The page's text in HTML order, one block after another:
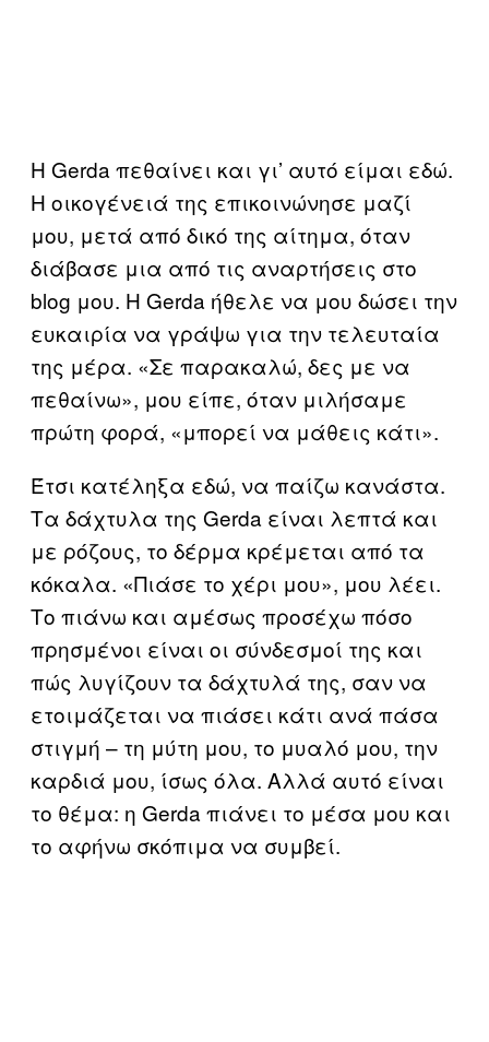
Η Gerda πεθαίνει και γι’ αυτό είμαι εδώ.
Η οικογένειά της επικοινώνησε μαζί
μου, μετά από δικό της αίτημα, όταν
διάβασε μια από τις αναρτήσεις στο
blog μου. Η Gerda ήθελε να μου δώσει την
ευκαιρία να γράψω για την τελευταία
της μέρα. «Σε παρακαλώ, δες με να
πεθαίνω», μου είπε, όταν μιλήσαμε
πρώτη φορά, «μπορεί να μάθεις κάτι».
Έτσι κατέληξα εδώ, να παίζω κανάστα.
Τα δάχτυλα της Gerda είναι λεπτά και
με ρόζους, το δέρμα κρέμεται από τα
κόκαλα. «Πιάσε το χέρι μου», μου λέει.
Το πιάνω και αμέσως προσέχω πόσο
πρησμένοι είναι οι σύνδεσμοί της και
πώς λυγίζουν τα δάχτυλά της, σαν να
ετοιμάζεται να πιάσει κάτι ανά πάσα
στιγμή – τη μύτη μου, το μυαλό μου, την
καρδιά μου, ίσως όλα. Αλλά αυτό είναι
το θέμα: η Gerda πιάνει το μέσα μου και
το αφήνω σκόπιμα να συμβεί.